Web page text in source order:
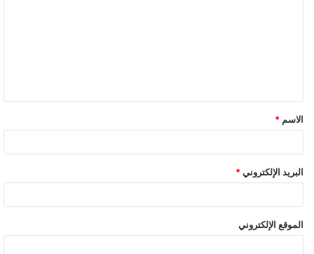
ق
*
الاسم *
البريد الإلكتروني *
الموقع الإلكتروني